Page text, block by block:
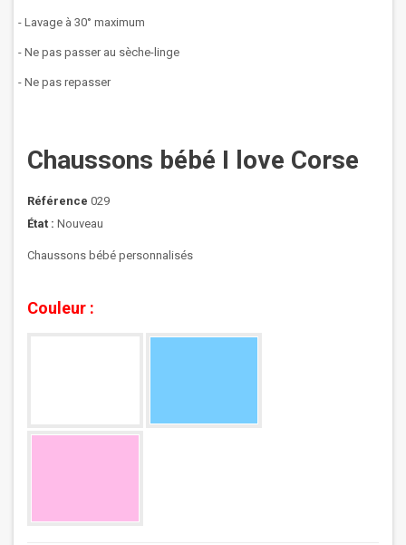
- Lavage à 30° maximum
- Ne pas passer au sèche-linge
- Ne pas repasser
Chaussons bébé I love Corse
Référence 029
État : Nouveau
Chaussons bébé personnalisés
Couleur :